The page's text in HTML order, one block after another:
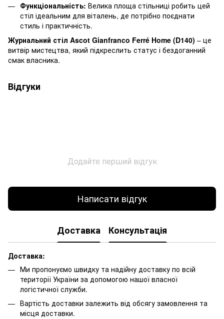
Функціональність: Велика площа стільниці робить цей
стіл ідеальним для віталень, де потрібно поєднати
стиль і практичність.
Журнальний стіл Ascot Gianfranco Ferré Home (D140) – це
витвір мистецтва, який підкреслить статус і бездоганний
смак власника.
Відгуки
Додайте перший відгук
Написати відгук
Доставка Консультація
Доставка:
Ми пропонуємо швидку та надійну доставку по всій
території України за допомогою нашої власної
логістичної служби.
Вартість доставки залежить від обсягу замовлення та
місця доставки.